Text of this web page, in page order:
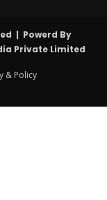
| Powerd By
Private Limited
& Policy